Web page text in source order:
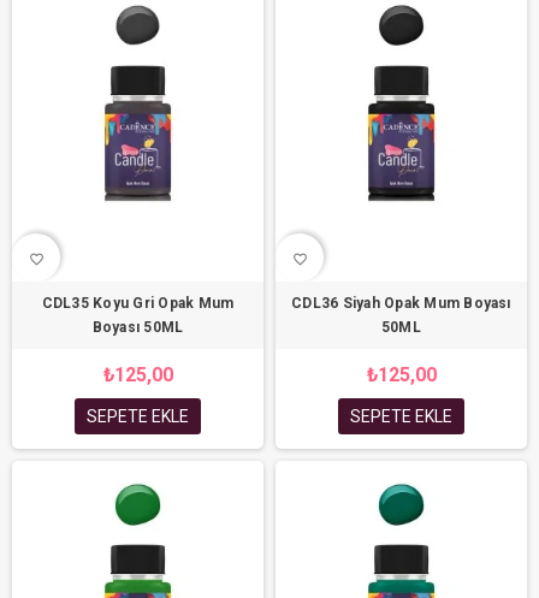
favorite_border
CDL35 Koyu Gri Opak Mum
Boyası 50ML
₺125,00
SEPETE EKLE
favorite_border
CDL36 Siyah Opak Mum Boyası
50ML
₺125,00
SEPETE EKLE